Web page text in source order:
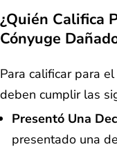
¿Quién Califica
Cónyuge
Para calificar para
deben cumplir las
Presentó Una
presentado una